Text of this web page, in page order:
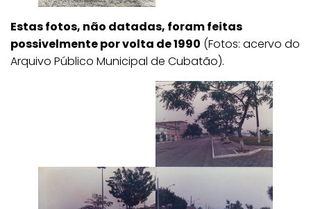
Estas fotos, não datadas, foram feitas
possivelmente por volta de 1990 (Fotos: acervo do
Arquivo Público Municipal de Cubatão).